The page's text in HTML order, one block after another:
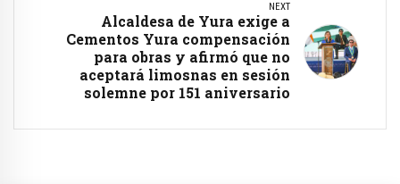
NEXT
Alcaldesa de Yura exige a
Cementos Yura compensación
para obras y afirmó que no
aceptará limosnas en sesión
solemne por 151 aniversario